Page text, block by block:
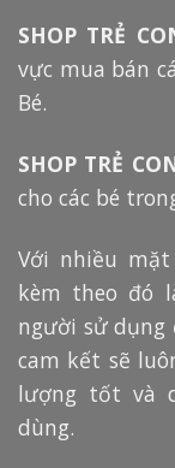
SHOP TRẺ
vực mua bán
Bé.
SHOP TRẺ
cho các bé
Với nhiều
kèm theo đó
người sử dụng
cam kết sẽ
lượng tốt và
dùng.